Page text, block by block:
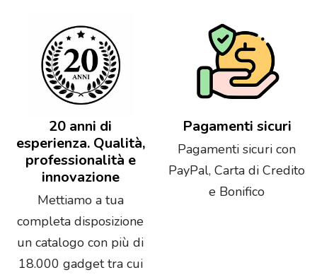
20 anni di
esperienza. Qualità,
professionalità e
innovazione
Mettiamo a tua
completa disposizione
un catalogo con più di
18.000 gadget tra cui
Pagamenti sicuri
Pagamenti sicuri con
PayPal, Carta di Credito
e Bonifico